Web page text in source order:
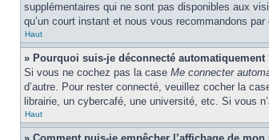
supplémentaires qui ne sont pas disponibles aux
qu’un court instant et nous vous recommandons
Haut
» Pourquoi suis-je déconnecté automatiquement
Si vous ne cochez pas la case Me connecter
d’autre. Pour rester connecté, veuillez cocher la
librairie, un cybercafé, une université, etc. Si vous
Haut